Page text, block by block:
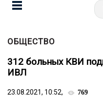
ОБЩЕСТВО
312 больных КВИ
ИВЛ
23.08.2021, 10:52, 769